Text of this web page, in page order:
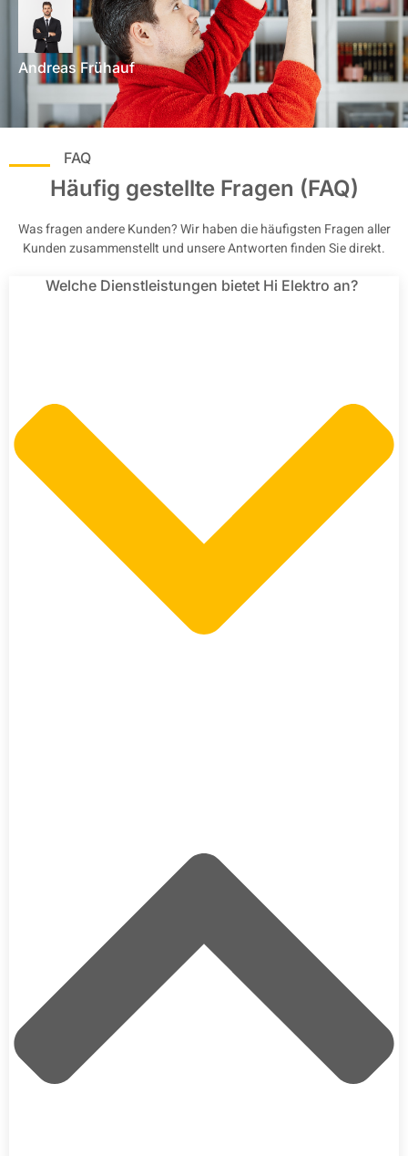
Andreas Frühauf
FAQ
Häufig gestellte Fragen (FAQ)
Was fragen andere Kunden? Wir haben die häufigsten Fragen aller
Kunden zusammenstellt und unsere Antworten finden Sie direkt.
Welche Dienstleistungen bietet Hi Elektro an?